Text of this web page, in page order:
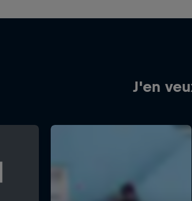
J'en